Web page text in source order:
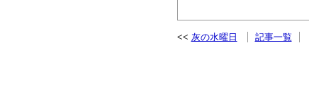
灰の水曜日 記事一覧